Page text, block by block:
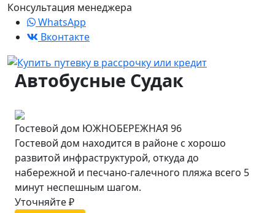
Консультация менеджера
WhatsApp
Вконтакте
Автобусные Судак
Гостевой дом ЮЖНОБЕРЕЖНАЯ 96
Гостевой дом находится в районе с хорошо
развитой инфраструктурой, откуда до
набережной и песчано-галечного пляжа всего 5
минут неспешным шагом.
Уточняйте ₽